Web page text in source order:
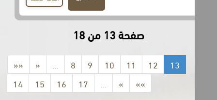
صفحة 13 من 18
«« … 9 10 11 12
14
15 16 … »